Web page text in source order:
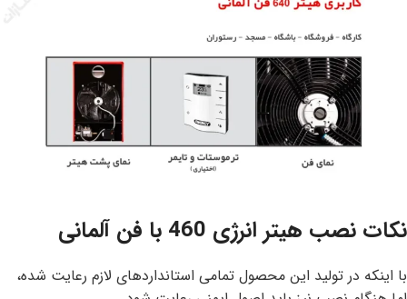
نکات نصب هیتر انرژی 460 با فن آلمانی
با اینکه در تولید این محصول تمامی استانداردهای لازم رعایت شده،